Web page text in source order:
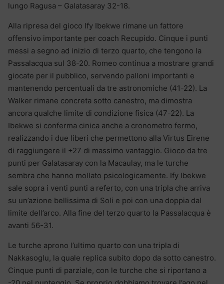
lungo Ragusa – Galatasaray 32-18.
Alla ripresa del gioco Ify Ibekwe rimane un fattore
offensivo importante per coach Recupido. Cinque i punti
messi a segno ad inizio di terzo quarto, che tengono la
Passalacqua sul 38-20. Romeo continua a mostrare grandi
giocate per il pubblico, servendo palloni importanti e
mantenendo percentuali da tre astronomiche (41-22). La
Walker rimane concreta sotto canestro, ma dimostra
ancora qualche limite di condizione fisica (47-22). La
Ibekwe si conferma cinica anche a cronometro fermo,
realizzando i due liberi che permettono alla Virtus Eirene
di raggiungere il +27 di massimo vantaggio. Gioco da tre
punti per Galatasaray con la Macaulay, ma le turche
sembra che hanno mollato psicologicamente. Ify Ibekwe
sale sopra i venti punti a referto, con una tripla che arriva
su un’azione bellissima di Soli e poi con una doppia dal
limite dell’arco. Alla fine del terzo quarto la Passalacqua è
avanti 56-31.
Le turche aprono l’ultimo quarto con una tripla di
Nakkasoglu, la quale replica subito dopo da sotto canestro.
Cinque punti di parziale, con le turche che si riportano a